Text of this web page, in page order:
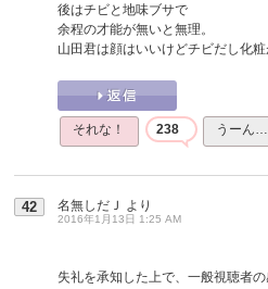
後はチビと地味ブサで
余程の才能が無いと無理。
山田君は顔はいいけどチビだし化粧
それな！ 238 うーん…
42 名無しだＪ より
2016年1月13日 1:25 AM
失礼を承知した上で、一般視聴者